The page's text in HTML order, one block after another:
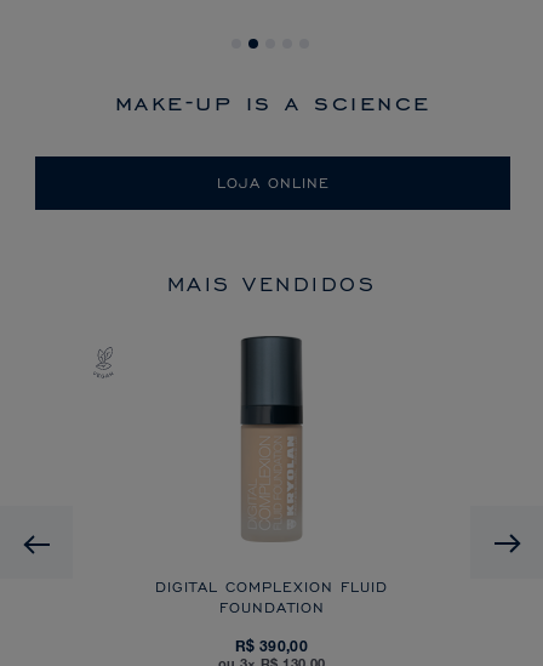
make-up is a science
LOJA ONLINE
MAIS VENDIDOS
Previous
DIGITAL COMPLEXION FLUID
FOUNDATION
R$ 390,00